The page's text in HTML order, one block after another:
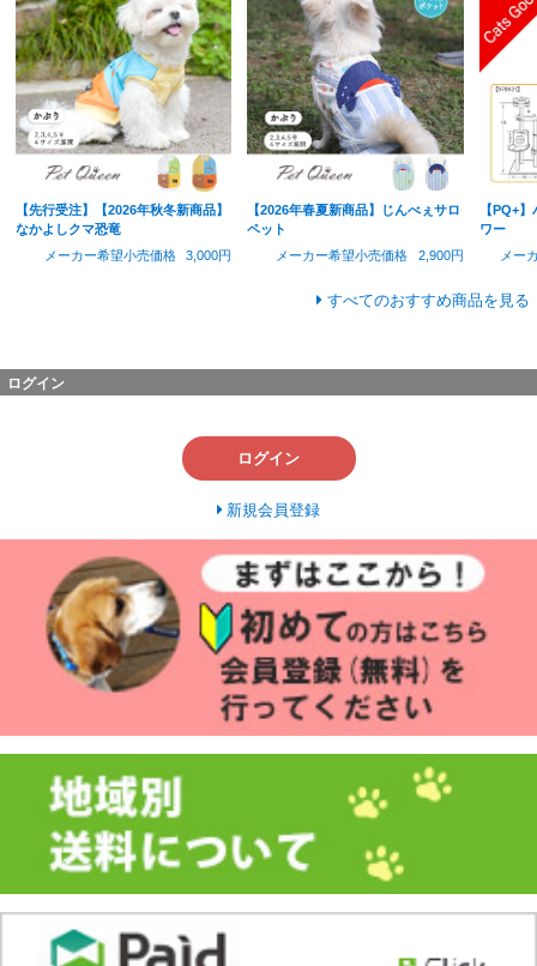
【先行受注】【2026年秋冬新商品】
なかよしクマ恐竜
メーカー希望小売価格
3,000円
【2026年春夏新商品】じんべぇサロ
ペット
メーカー希望小売価格
2,900円
【PQ+
ワー
メー
すべてのおすすめ商品を見る
ログイン
ログイン
新規会員登録